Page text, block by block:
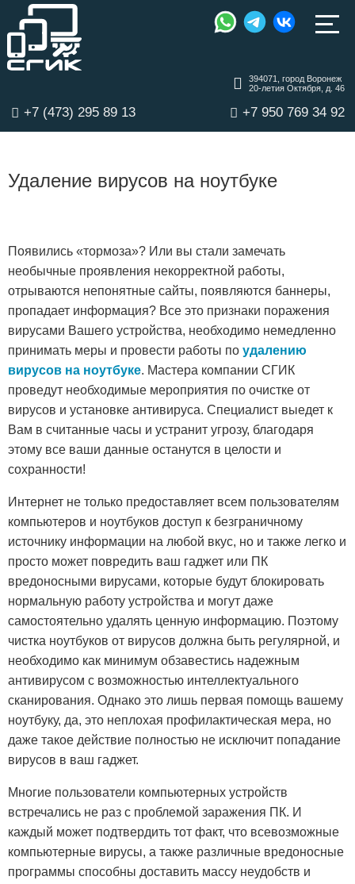
394071, город Воронеж
20-летия Октября, д. 46
+7 (473) 295 89 13 +7 950 769 34 92
Удаление вирусов на ноутбуке
Появились «тормоза»? Или вы стали замечать
необычные проявления некорректной работы,
отрываются непонятные сайты, появляются баннеры,
пропадает информация? Все это признаки поражения
вирусами Вашего устройства, необходимо немедленно
принимать меры и провести работы по удалению
вирусов на ноутбуке. Мастера компании СГИК
проведут необходимые мероприятия по очистке от
вирусов и установке антивируса. Специалист выедет к
Вам в считанные часы и устранит угрозу, благодаря
этому все ваши данные останутся в целости и
сохранности!
Интернет не только предоставляет всем пользователям
компьютеров и ноутбуков доступ к безграничному
источнику информации на любой вкус, но и также легко и
просто может повредить ваш гаджет или ПК
вредоносными вирусами, которые будут блокировать
нормальную работу устройства и могут даже
самостоятельно удалять ценную информацию. Поэтому
чистка ноутбуков от вирусов должна быть регулярной, и
необходимо как минимум обзавестись надежным
антивирусом с возможностью интеллектуального
сканирования. Однако это лишь первая помощь вашему
ноутбуку, да, это неплохая профилактическая мера, но
даже такое действие полностью не исключит попадание
вирусов в ваш гаджет.
Многие пользователи компьютерных устройств
встречались не раз с проблемой заражения ПК. И
каждый может подтвердить тот факт, что всевозможные
компьютерные вирусы, а также различные вредоносные
программы способны доставить массу неудобств и